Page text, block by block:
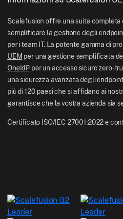
Blog Scalefusion
Sala stampa
Carriere
NZ: +64-9-888-4315
India: +91-63694-45500
Scalefusion offre una suite completa
semplificare la gestione degli
per i team IT. La potente gamma di
UEM per una gestione semplificata
OneIdP per un accesso sicuro zero-
una sicurezza avanzata degli
più di 120 paesi che si affidano ai
garantisce che la vostra azienda sia
Certificato ISO/IEC 27001:2022 e